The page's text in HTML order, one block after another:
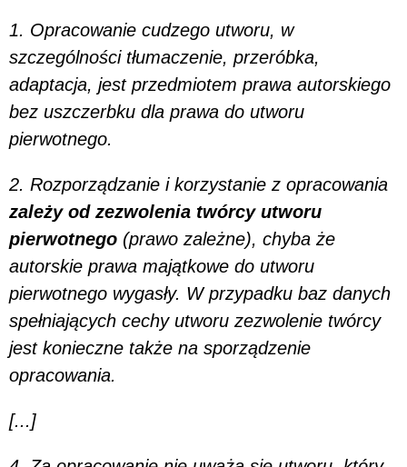
1. Opracowanie cudzego utworu, w
szczególności tłumaczenie, przeróbka,
adaptacja, jest przedmiotem prawa autorskiego
bez uszczerbku dla prawa do utworu
pierwotnego.
2. Rozporządzanie i korzystanie z opracowania
zależy od zezwolenia twórcy utworu
pierwotnego (prawo zależne), chyba że
autorskie prawa majątkowe do utworu
pierwotnego wygasły. W przypadku baz danych
spełniających cechy utworu zezwolenie twórcy
jest konieczne także na sporządzenie
opracowania.
[...]